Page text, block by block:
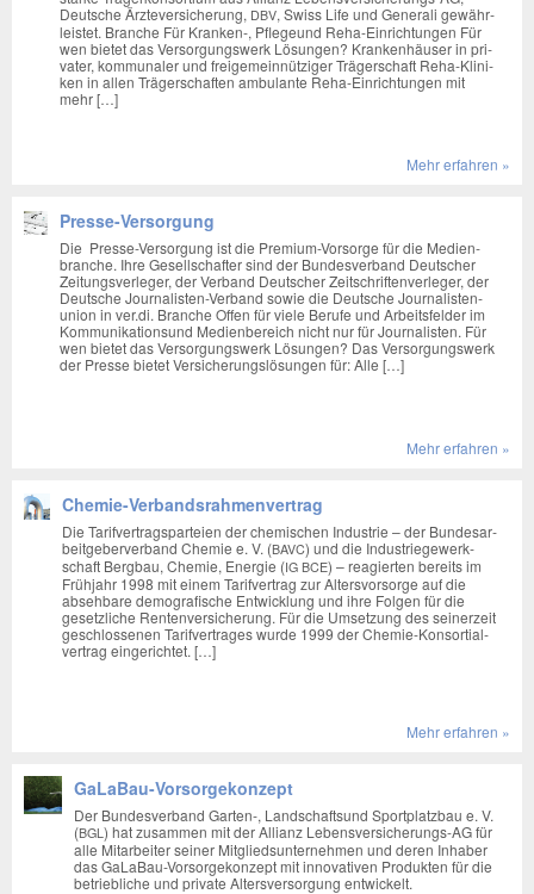
Deut­sche Ärz­te­ver­si­che­rung, DBV, Swiss Life und Gene­ra­li gewähr­
leis­tet. Bran­che Für Kranken‑, Pfle­ge­und Reha-Ein­rich­tun­gen Für
wen bie­tet das Ver­sor­gungs­werk Lösun­gen? Kran­ken­häu­ser in pri­
va­ter, kom­mu­na­ler und frei­ge­mein­nüt­zi­ger Trä­ger­schaft Reha-Kli­­ni­
ken in allen Trä­ger­schaf­ten ambu­lan­te Reha-Ein­rich­­tun­­gen mit
mehr […]
Mehr erfah­ren »
Presse-Versorgung
Die Pres­­se-Ver­­­sor­­gung ist die Pre­­mi­um-Vor­­­sor­­ge für die Medi­en­
bran­che. Ihre Gesell­schaf­ter sind der Bun­des­ver­band Deut­scher
Zei­tungs­ver­le­ger, der Ver­band Deut­scher Zeit­schrif­ten­ver­le­ger, der
Deut­sche Jour­na­­lis­­ten-Ver­­­band sowie die Deut­sche Jour­na­lis­ten­
uni­on in ver.di. Bran­che Offen für vie­le Beru­fe und Arbeits­fel­der im
Kom­mu­ni­ka­ti­ons­und Medi­en­be­reich nicht nur für Jour­na­lis­ten. Für
wen bie­tet das Ver­sor­gungs­werk Lösun­gen? Das Ver­sor­gungs­werk
der Pres­se bie­tet Ver­si­che­rungs­lö­sun­gen für: Alle […]
Mehr erfah­ren »
Chemie-Verbandsrahmenvertrag
Die Tarif­ver­trags­par­tei­en der che­mi­schen Indus­trie – der Bun­des­ar­
beit­ge­ber­ver­band Che­mie e. V. (BAVC) und die Indus­trie­ge­werk­
schaft Berg­bau, Che­mie, Ener­gie (IG BCE) – reagier­ten bereits im
Früh­jahr 1998 mit einem Tarif­ver­trag zur Alters­vor­sor­ge auf die
abseh­ba­re demo­gra­fi­sche Ent­wick­lung und ihre Fol­gen für die
gesetz­li­che Ren­ten­ver­si­che­rung. Für die Umset­zung des sei­ner­zeit
geschlos­se­nen Tarif­ver­tra­ges wur­de 1999 der Che­­mie-Kon­­­sor­­ti­al­­
ver­­­trag ein­ge­rich­tet. […]
Mehr erfah­ren »
GaLaBau-Vorsorgekonzept
Der Bun­des­ver­band Garten‑, Land­schafts­und Sport­platz­bau e. V.
(BGL ) hat zusam­men mit der Alli­anz Lebens­ver­si­che­rungs-AG für
alle Mit­ar­bei­ter sei­ner Mit­glieds­un­ter­neh­men und deren Inha­ber
das GaLa­Bau-Vor­sor­ge­kon­zept mit inno­va­ti­ven Pro­duk­ten für die
betrieb­li­che und pri­vate Alters­ver­sor­gung ent­wi­ckelt.